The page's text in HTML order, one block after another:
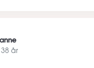
38 år